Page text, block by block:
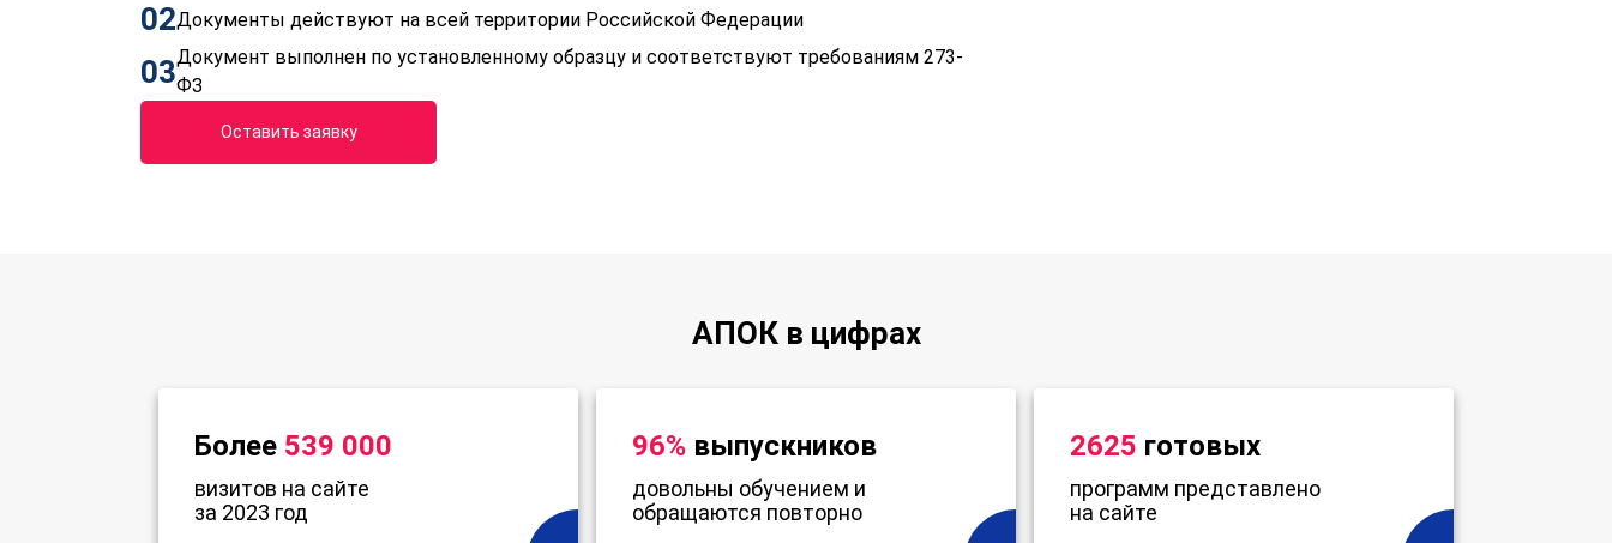
02Документы действуют на всей территории Российской Федерации
03Документ выполнен по установленному образцу и соответствуют требованиям 273-
ФЗ
Оставить заявку
АПОК в цифрах
Более 539 000
визитов на сайте
за 2023 год
96% выпускников
довольны обучением и
обращаются повторно
2625 готовых
программ представлено
на сайте